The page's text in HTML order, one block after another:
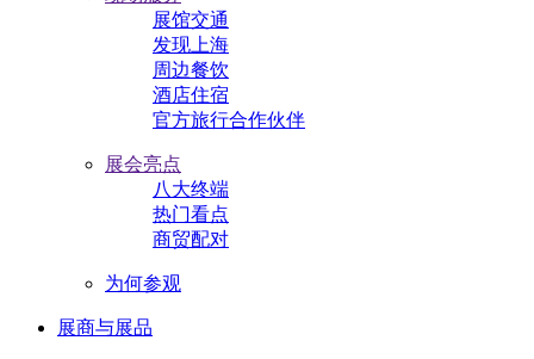
展馆交通
发现上海
周边餐饮
酒店住宿
官方旅行合作伙伴
展会亮点
八大终端
热门看点
商贸配对
为何参观
展商与展品